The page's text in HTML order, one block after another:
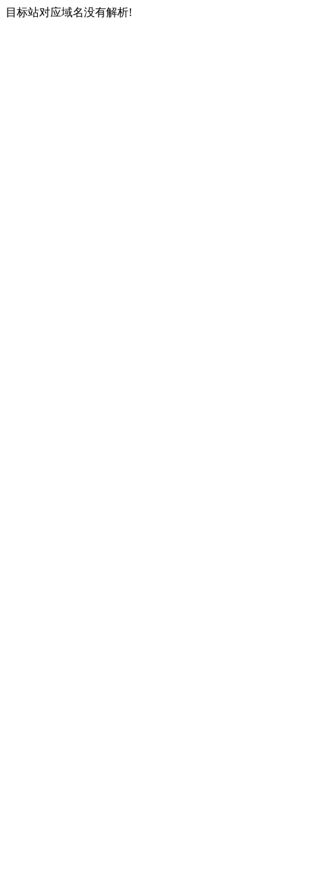
目标站对应域名没有解析!